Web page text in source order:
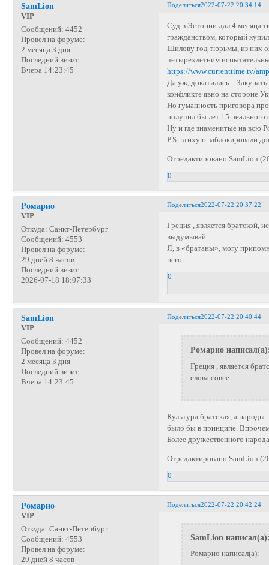
Поделиться2022-07-22 20:34:14
SamLion
VIP
Сообщений: 4452
Провел на форуме:
2 месяца 3 дня
Последний визит:
Вчера 14:23:45
Суд в Эстонии дал 4 месяца
гражданством, который
Шилову год тюрьмы, из них
четырехлетним
https://www.currenttime.tv/
Да уж, докатились...
конфликте явно на стороне
Но гуманность приговора
получил бы лет 15 реального
Ну и где знаменитые на всю
P.S. втихую заблокировали
Отредактировано SamLion
0
Поделиться2022-07-22 20:37:22
Ромарио
VIP
Откуда: Санкт-Петербург
Сообщений: 4553
Провел на форуме:
29 дней 8 часов
Последний визит:
2026-07-18 18:07:33
Греция , является братской,
выдумывай.
Я, в «братаны», могу
него.
0
Поделиться2022-07-22 20:40:44
SamLion
VIP
Сообщений: 4452
Провел на форуме:
2 месяца 3 дня
Последний визит:
Вчера 14:23:45
Ромарио
Греция , является
слова совсе
Культура братская, а
было бы в принципе.
Более дружественного
Отредактировано SamLion
0
Поделиться2022-07-22 20:42:24
Ромарио
VIP
Откуда: Санкт-Петербург
Сообщений: 4553
Провел на форуме:
29 дней 8 часов
SamLion
Ромарио написал(а):